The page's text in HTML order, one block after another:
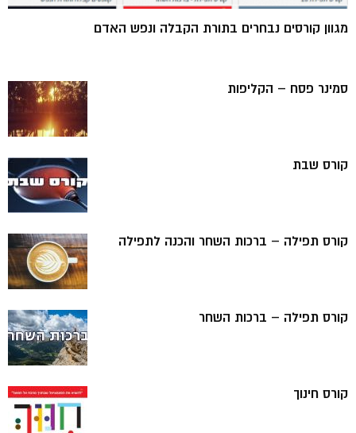
מגוון קורסים נבחרים בתורת הקבלה ונפש האדם
סמינר פסח – הקליפות
קורס שבת
קורס תפילה – ברכות השחר והכנה לתפילה
קורס תפילה – ברכות השחר
קורס חינוך